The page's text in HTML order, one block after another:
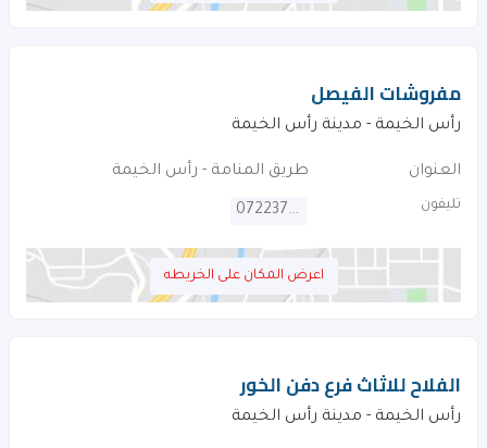
مفروشات الفيصل
رأس الخيمة - مدينة رأس الخيمة
العنوان طريق المنامة - رأس الخيمة
تليفون 072237925
اعرض المكان على الخريطه
الفلاح للاثاث فرع دفن الخور
رأس الخيمة - مدينة رأس الخيمة